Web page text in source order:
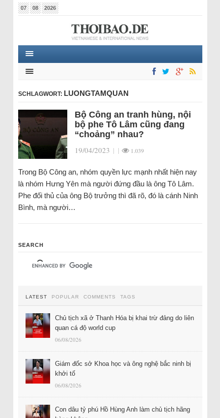
07 08 2026
SCHLAGWORT: LUONGTAMQUAN
Bộ Công an tranh hùng, nội
bộ phe Tô Lâm cũng đang
“choảng” nhau?
19/04/2023 | | 1.039
Trong Bộ Công an, nhóm quyền lực mạnh nhất hiện nay
là nhóm Hưng Yên mà người đứng đầu là ông Tô Lâm.
Phe đối thủ của ông Bộ trưởng thì đã rõ, đó là cánh Ninh
Bình, mà người…
SEARCH
LATEST POPULAR COMMENTS TAGS
Chủ tịch xã ở Thanh Hóa bị khai trừ đảng do liên
quan cá độ world cup
06/08/2026
Giám đốc sở Khoa học và ông nghệ bắc ninh bị
khởi tố
06/08/2026
Con dâu tỷ phú Hồ Hùng Anh làm chủ tịch hãng